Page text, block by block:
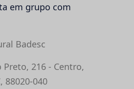
em grupo com
Badesc
Preto, 216 - Centro,
88020-040